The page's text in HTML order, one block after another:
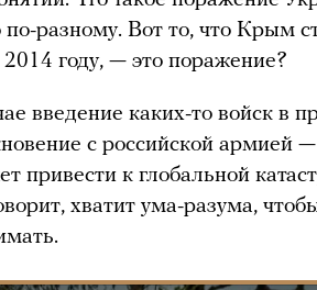
по-разному. Вот то, что Крым
году, — это поражение?
введение каких-то войск в
с российской армией
привести к глобальной
хватит ума-разума,